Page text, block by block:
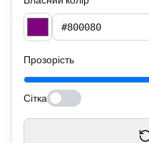
Прозорість
Сітка